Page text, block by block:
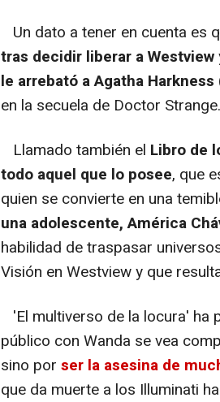
Un dato a tener en cuenta es
tras decidir liberar a Westview
le arrebató a Agatha
en la secuela de Doctor Strange.
Llamado también el Libro de
todo aquel que lo posee, que
quien se convierte en una
una adolescente, América
habilidad de traspasar
Visión en Westview y que
'El multiverso de la locura' ha
público con Wanda se vea
sino por ser la asesina de
que da muerte a los Illuminati